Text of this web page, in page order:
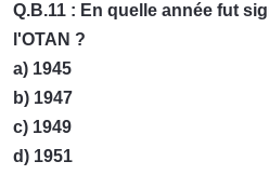
Q.B.11 : En quelle année fut
l'OTAN ?
a) 1945
b) 1947
c) 1949
d) 1951